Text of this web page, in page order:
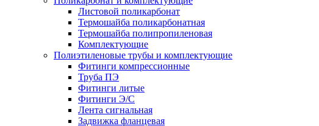
Листовой поликарбонат
Термошайба поликарбонатная
Термошайба полипропиленовая
Комплектующие
Полиэтиленовые трубы и комплектующие
Фитинги компрессионные
Труба ПЭ
Фитинги литые
Фитинги Э/С
Лента сигнальная
Задвижка фланцевая